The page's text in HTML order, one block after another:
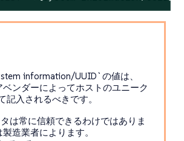
information/UUID`の値は、
ンダーによってホストのユニーク
記入されるべきです。
は常に信頼できるわけではありま
造業者によります。